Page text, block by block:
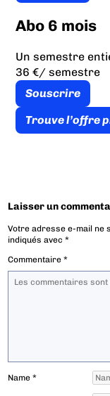
Abo 6 mois
Un semestre
36 €/ semestre
Souscrire
Trouve l’offre
Laisser un
Votre adresse e-mail ne
indiqués avec*
Commentaire*
Name*